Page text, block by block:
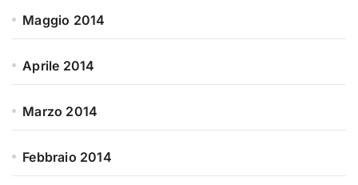
Maggio 2014
Aprile 2014
Marzo 2014
Febbraio 2014